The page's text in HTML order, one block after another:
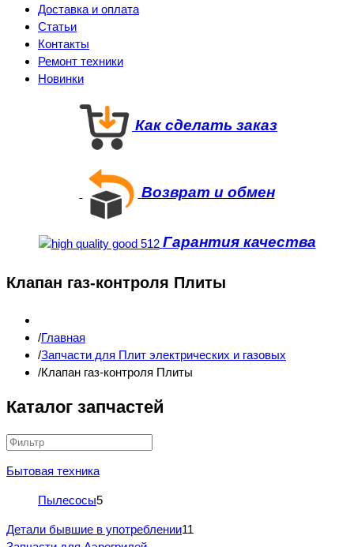
Доставка и оплата
Статьи
Контакты
Ремонт техники
Новинки
Как сделать заказ
Возврат и обмен
Гарантия качества
Клапан газ-контроля Плиты
Главная
Запчасти для Плит электрических и газовых
Клапан газ-контроля Плиты
Каталог запчастей
Бытовая техника
Пылесосы5
Детали бывшие в употреблении11